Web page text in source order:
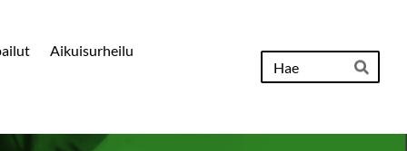
Aikuisurheilu
Hae